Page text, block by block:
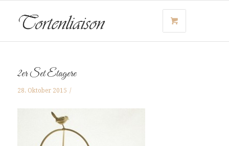
2er Set Etagere
28. Oktober 2015 /